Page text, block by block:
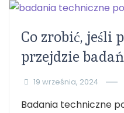
Co zrobić, jeśli
przejdzie
19 września, 2024
Badania techniczne